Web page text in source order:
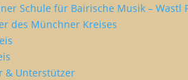
Schule für Bairische Musik – Wastl
des Münchner Kreises
& Unterstützer